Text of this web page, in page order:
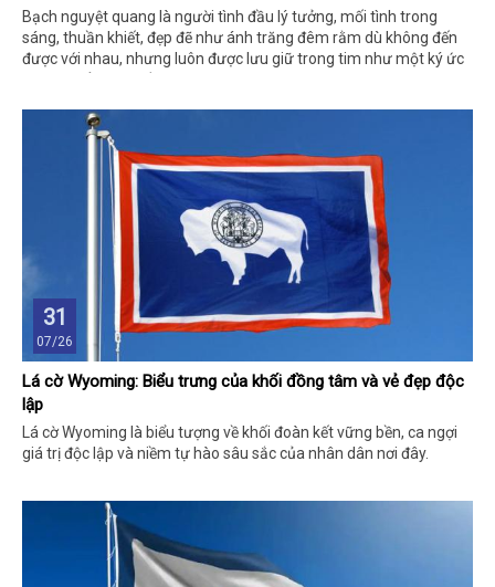
Bạch nguyệt quang là người tình đầu lý tưởng, mối tình trong
sáng, thuần khiết, đẹp đẽ như ánh trăng đêm rằm dù không đến
được với nhau, nhưng luôn được lưu giữ trong tim như một ký ức
31
07/26
Lá cờ Wyoming: Biểu trưng của khối đồng tâm và vẻ đẹp độc
lập
Lá cờ Wyoming là biểu tượng về khối đoàn kết vững bền, ca ngợi
giá trị độc lập và niềm tự hào sâu sắc của nhân dân nơi đây.